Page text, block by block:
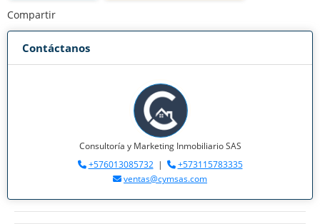
Compartir
Contáctanos
Consultoría y Marketing Inmobiliario SAS
+576013085732|
+573115783335
ventas@cymsas.com